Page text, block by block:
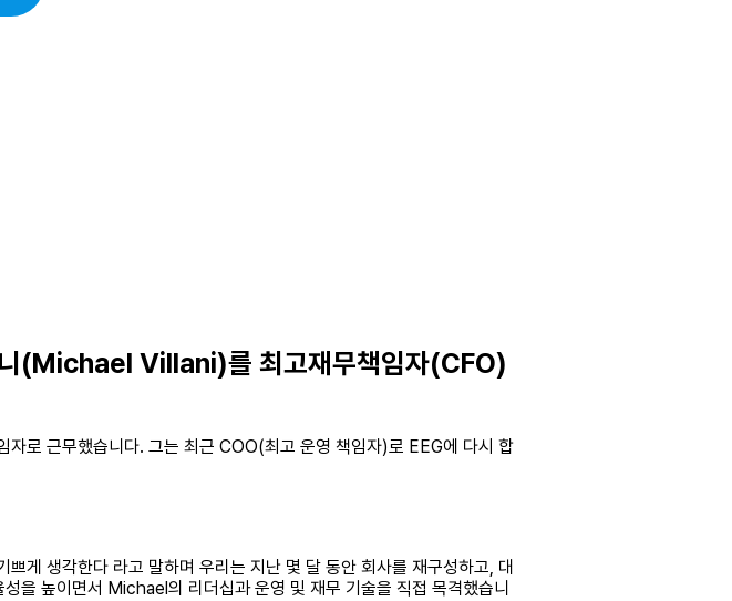
Villani)를 최고재무책임자(CFO)
로 근무했습니다. 그는 최근 COO(최고 운영 책임자)로 EEG에 다시 합
게 생각한다 라고 말하며 우리는 지난 몇 달 동안 회사를 재구성하고, 대
을 높이면서 Michael의 리더십과 운영 및 재무 기술을 직접 목격했습니